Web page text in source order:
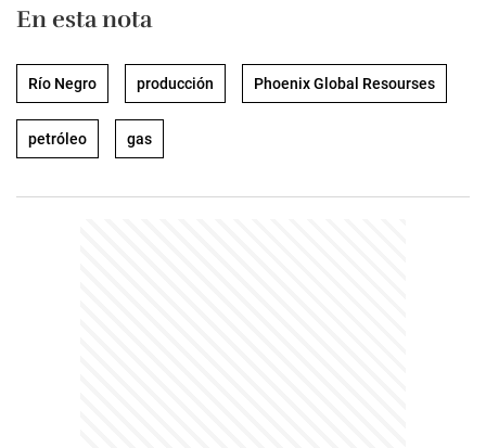
En esta nota
Río Negro producción Phoenix Global Resourses
petróleo gas